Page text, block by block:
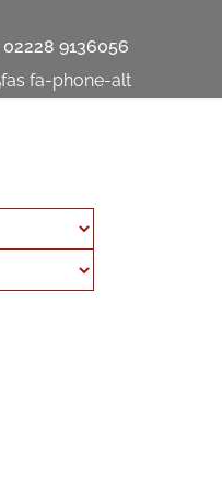
02228 9136056
fas fa-phone-alt